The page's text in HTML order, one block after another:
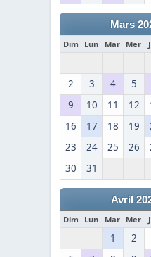
Mars
Dim Lun Mar Mer
2
3 4 5
9
10 11 12
16
17 18 19
23
24 25 26
30
31
Avril
Dim Lun Mar Mer
1 2